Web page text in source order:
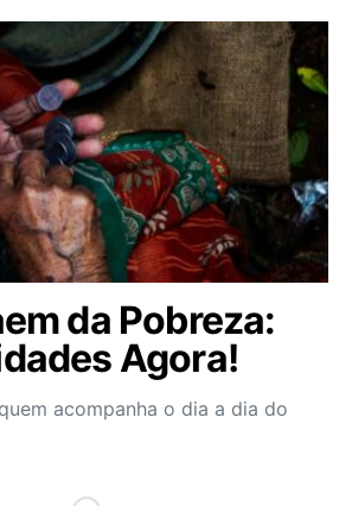
da Pobreza:
Agora!
acompanha o dia a dia do